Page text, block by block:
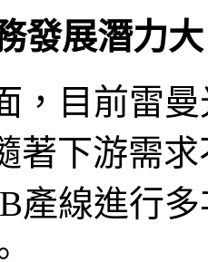
發展潛力大
，目前雷
著下游需
產線進行